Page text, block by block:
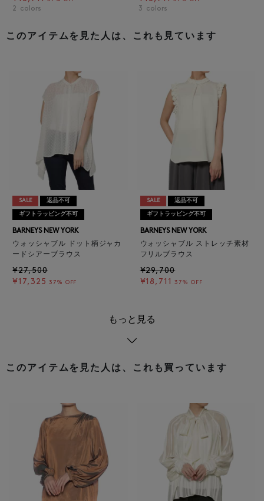
2 colors 3 colors
このアイテムを見た人は、これも見ています
SALE 返品不可
ギフトラッピング不可
BARNEYS NEW YORK
ウォッシャブル ドット柄ジャカ
ードシアーブラウス
¥27,500
¥17,325 37% OFF
SALE 返品不可
ギフトラッピング不可
BARNEYS NEW YORK
ウォッシャブル ストレッチ素材
フリルブラウス
¥29,700
¥18,711
37% OFF
もっと見る
このアイテムを見た人は、これも買っています